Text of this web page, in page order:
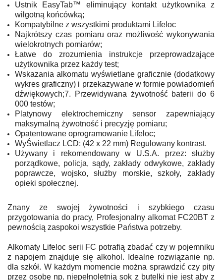
Ustnik EasyTab™ eliminujący kontakt użytkownika z
wilgotną końcówką;
Kompatybilne z wszystkimi produktami Lifeloc
Najkrótszy czas pomiaru oraz możliwość wykonywania
wielokrotnych pomiarów;
Łatwe do zrozumienia instrukcje przeprowadzające
użytkownika przez każdy test;
Wskazania alkomatu wyświetlane graficznie (dodatkowy
wykres graficzny) i przekazywane w formie powiadomień
dźwiękowych;7. Przewidywana żywotność baterii do 6
000 testów;
Platynowy elektrochemiczny sensor zapewniający
maksymalną żywotność i precyzję pomiaru;
Opatentowane oprogramowanie Lifeloc;
WyŚwietlacz LCD: (42 x 22 mm) Regulowany kontrast.
Używany i rekomendowany w U.S.A. przez: służby
porządkowe, policja, sądy, zakłady odwykowe, zakłady
poprawcze, wojsko, służby morskie, szkoły, zakłady
opieki społecznej.
Znany ze swojej żywotności i szybkiego czasu
przygotowania do pracy, Profesjonalny alkomat FC20BT z
pewnością zaspokoi wszystkie Państwa potrzeby.
Alkomaty Lifeloc serii FC potrafią zbadać czy w pojemniku
z napojem znajduje się alkohol. Idealne rozwiązanie np.
dla szkół. W każdym momencie można sprawdzić czy pity
przez osobę np. niepełnoletnią sok z butelki nie jest aby z